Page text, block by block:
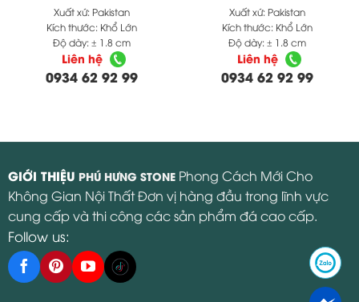
Xuất xứ: Pakistan
Kích thước: Khổ Lớn
Độ dày: ± 1.8 cm
Liên hệ
0934 62 92 99
Xuất xứ: Pakistan
Kích thước: Khổ Lớn
Độ dày: ± 1.8 cm
Liên hệ
0934 62 92 99
GIỚI THIỆU PHÚ HƯNG STONE Phong Cách Mới Cho
Không Gian Nội Thất Đơn vị hàng đầu trong lĩnh vực
cung cấp và thi công các sản phẩm đá cao cấp.
Follow us: